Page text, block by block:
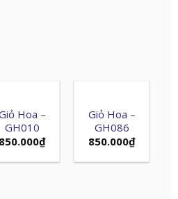
Hoa –
GH010
850.000₫
Giỏ Hoa –
GH086
850.000₫